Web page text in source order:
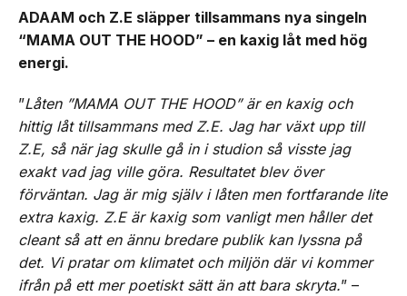
ADAAM och Z.E släpper tillsammans nya singeln
“MAMA OUT THE HOOD” – en kaxig låt med hög
energi.
”Låten ”MAMA OUT THE HOOD” är en kaxig och
hittig låt tillsammans med Z.E. Jag har växt upp till
Z.E, så när jag skulle gå in i studion så visste jag
exakt vad jag ville göra. Resultatet blev över
förväntan. Jag är mig själv i låten men fortfarande lite
extra kaxig. Z.E är kaxig som vanligt men håller det
cleant så att en ännu bredare publik kan lyssna på
det. Vi pratar om klimatet och miljön där vi kommer
ifrån på ett mer poetiskt sätt än att bara skryta.” –